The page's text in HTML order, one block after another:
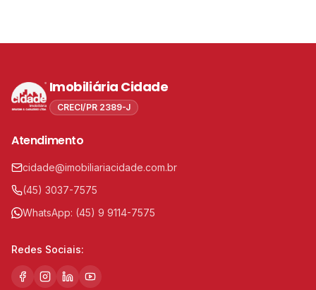
Imobiliária Cidade
CRECI/PR 2389-J
Atendimento
cidade@imobiliariacidade.com.br
(45) 3037-7575
WhatsApp: (45) 9 9114-7575
Redes Sociais: